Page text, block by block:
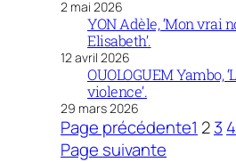
2 mai 2026
YON Adèle, ‘Mon vrai
Elisabeth’.
12 avril 2026
OUOLOGUEM Yambo,
violence’.
29 mars 2026
Page précédente1 23 4
Page suivante